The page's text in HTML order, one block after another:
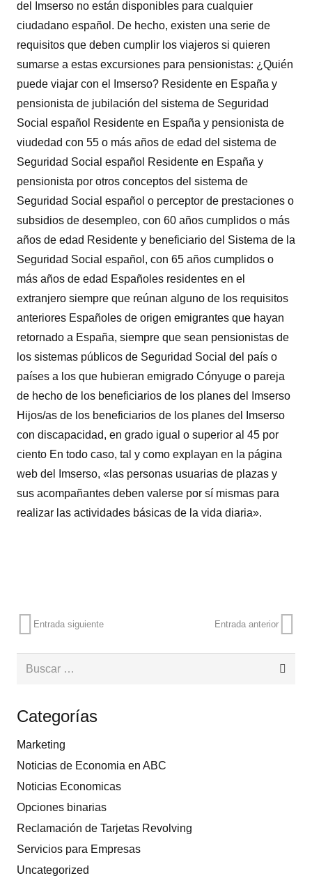
del Imserso no están disponibles para cualquier
ciudadano español. De hecho, existen una serie de
requisitos que deben cumplir los viajeros si quieren
sumarse a estas excursiones para pensionistas: ¿Quién
puede viajar con el Imserso? Residente en España y
pensionista de jubilación del sistema de Seguridad
Social español Residente en España y pensionista de
viudedad con 55 o más años de edad del sistema de
Seguridad Social español Residente en España y
pensionista por otros conceptos del sistema de
Seguridad Social español o perceptor de prestaciones o
subsidios de desempleo, con 60 años cumplidos o más
años de edad Residente y beneficiario del Sistema de la
Seguridad Social español, con 65 años cumplidos o
más años de edad Españoles residentes en el
extranjero siempre que reúnan alguno de los requisitos
anteriores Españoles de origen emigrantes que hayan
retornado a España, siempre que sean pensionistas de
los sistemas públicos de Seguridad Social del país o
países a los que hubieran emigrado Cónyuge o pareja
de hecho de los beneficiarios de los planes del Imserso
Hijos/as de los beneficiarios de los planes del Imserso
con discapacidad, en grado igual o superior al 45 por
ciento En todo caso, tal y como explayan en la página
web del Imserso, «las personas usuarias de plazas y
sus acompañantes deben valerse por sí mismas para
realizar las actividades básicas de la vida diaria».
Entrada siguiente Entrada anterior
Buscar:
Categorías
Marketing
Noticias de Economia en ABC
Noticias Economicas
Opciones binarias
Reclamación de Tarjetas Revolving
Servicios para Empresas
Uncategorized